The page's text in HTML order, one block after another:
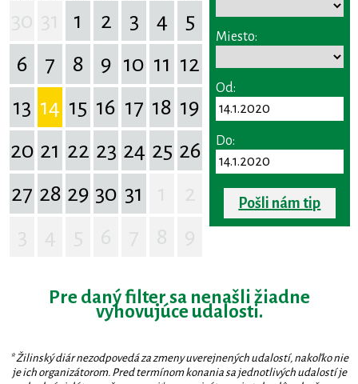
1 2 3 4
5
6
7 8 9 10 11 12
13 14 15 16 17 18 19
20 21 22 23 24 25 26
27 28 29 30 31
Miesto:
Od:
Do:
Pošli nám tip
Pre daný filter sa nenašli žiadne
vyhovujúce udalosti.
* Žilinský diár nezodpovedá za zmeny uverejnených udalostí, nakoľko nie
je ich organizátorom. Pred termínom konania sa jednotlivých udalostí je